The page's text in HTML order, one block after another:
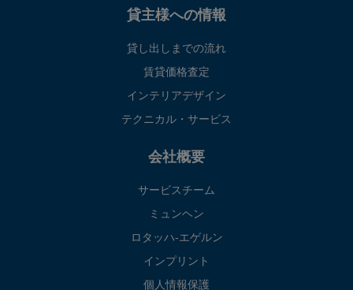
貸主様への情報
貸し出しまでの流れ
賃貸価格査定
インテリアデザイン
テクニカル・サービス
会社概要
サービスチーム
ミュンヘン
ロタッハ‐エゲルン
インプリント
個人情報保護